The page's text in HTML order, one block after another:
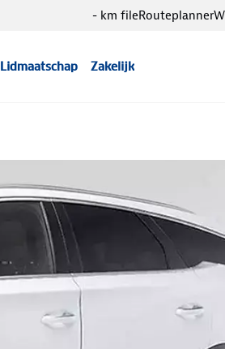
Lidmaatschap Zakelijk
- km fileRouteplanner